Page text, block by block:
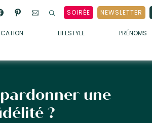
SOIRÉE NEWSLETTER
LIFESTYLE PRÉNOMS
une
?